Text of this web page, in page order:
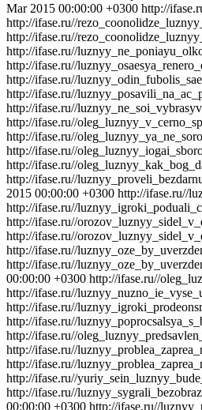
Mar 2015 00:00:00 +0300 http://
http://ifase.ru//
http://ifase.ru//
http://ifase.ru//
http://ifase.ru//
http://ifase.ru//
http://ifase.ru//
http://ifase.ru//
http://ifase.ru//
http://ifase.ru//
http://ifase.ru//
http://ifase.ru//
http://ifase.ru//
2015 00:00:00 +0300 http://ifase.ru//
http://ifase.ru//
http://ifase.ru//
http://ifase.ru//
http://ifase.ru//
http://ifase.ru//
00:00:00 +0300 http://ifase.ru//
http://ifase.ru//
http://ifase.ru//
http://ifase.ru//
http://ifase.ru//
http://ifase.ru//
http://ifase.ru//
http://ifase.ru//
http://ifase.ru//
00:00:00 +0300 http://ifase.ru//